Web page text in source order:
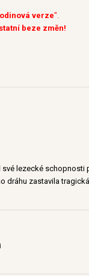
verze".
beze změn!
lezecké schopnosti
dráhu zastavila